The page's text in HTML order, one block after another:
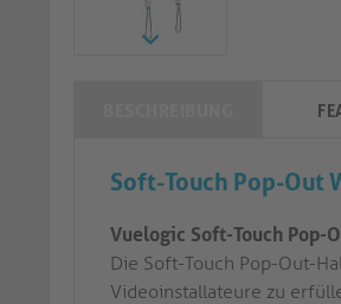
Soft-Touch Pop-Out
Vuelogic Soft-Touch Pop-
Die Soft-Touch Pop-Out-
Videoinstallateure zu